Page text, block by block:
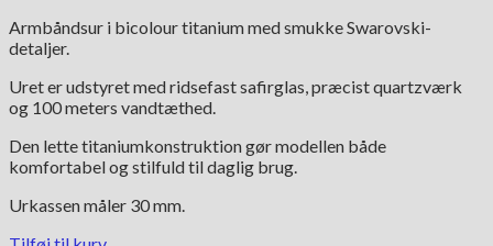
Armbåndsur i bicolour titanium med smukke Swarovski-
detaljer.
Uret er udstyret med ridsefast safirglas, præcist quartzværk
og 100 meters vandtæthed.
Den lette titaniumkonstruktion gør modellen både
komfortabel og stilfuld til daglig brug.
Urkassen måler 30 mm.